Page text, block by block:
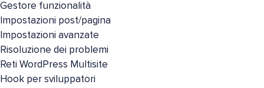
Gestore funzionalità
Impostazioni post/pagina
Impostazioni avanzate
Risoluzione dei problemi
Reti WordPress Multisite
Hook per sviluppatori